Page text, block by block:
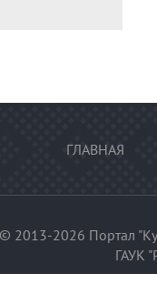
ГЛАВНАЯ
© 2013-2026 Портал
ГАУК